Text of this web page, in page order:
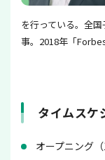
を行っている。全
事。2018年「
タイムスケ
オープニング（